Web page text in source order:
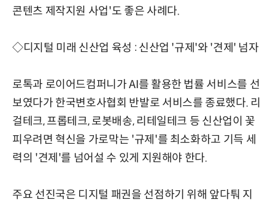
콘텐츠 제작지원 사업'도 좋은 사례다.
◇디지털 미래 신산업 육성 : 신산업 '규제'와 '견제' 넘자
로톡과 로이어드컴퍼니가 AI를 활용한 법률 서비스를 선
보였다가 한국변호사협회 반발로 서비스를 종료했다. 리
걸테크, 프롭테크, 로봇배송, 리테일테크 등 신산업이 꽃
피우려면 혁신을 가로막는 '규제'를 최소화하고 기득 세
력의 '견제'를 넘어설 수 있게 지원해야 한다.
주요 선진국은 디지털 패권을 선점하기 위해 앞다퉈 지